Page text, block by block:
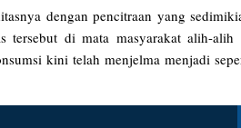
dengan pencitraan yang
tersebut di mata masyarakat alih-alih
kini telah menjelma menjadi